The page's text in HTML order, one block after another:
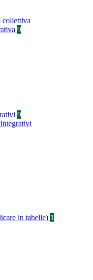
collettiva
9
9
in tabelle) 1